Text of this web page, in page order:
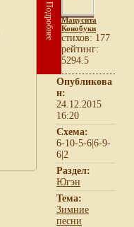
Подробнее
Мацусита
Конобуки
cтихов: 177
рейтинг:
5294.5
Опубликова
н:
24.12.2015
16:20
Схема:
6-10-5-6|6-9-
6|2
Раздел:
Югэн
Тема:
Зимние
песни